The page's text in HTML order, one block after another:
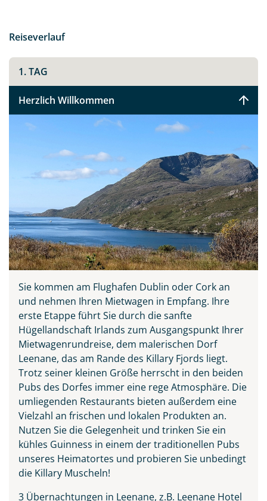
Teile diese Reise
Irland - die grüne Insel
Facebook
Atlantic Way, und entdecken Sie das noch sehr
Reiseverlauf
1. TAG
Herzlich Willkommen
Sie kommen am Flughafen Dublin oder Cork an
und nehmen Ihren Mietwagen in Empfang. Ihre
erste Etappe führt Sie durch die sanfte
Hügellandschaft Irlands zum Ausgangspunkt Ihrer
Mietwagenrundreise, dem malerischen Dorf
Leenane, das am Rande des Killary Fjords liegt.
Trotz seiner kleinen Größe herrscht in den beiden
Pubs des Dorfes immer eine rege Atmosphäre. Die
umliegenden Restaurants bieten außerdem eine
Vielzahl an frischen und lokalen Produkten an.
Nutzen Sie die Gelegenheit und trinken Sie ein
kühles Guinness in einem der traditionellen Pubs
unseres Heimatortes und probieren Sie unbedingt
die Killary Muscheln!
3 Übernachtungen in Leenane, z.B. Leenane Hotel